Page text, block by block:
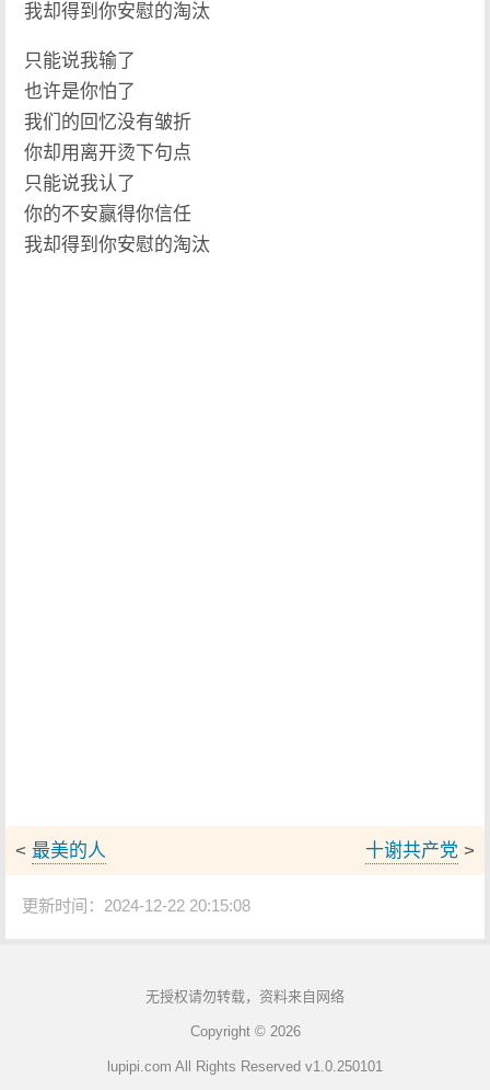
我却得到你安慰的淘汰
只能说我输了
也许是你怕了
我们的回忆没有皱折
你却用离开烫下句点
只能说我认了
你的不安赢得你信任
我却得到你安慰的淘汰
< 最美的人 十谢共产党 >
更新时间：2024-12-22 20:15:08
无授权请勿转载，资料来自网络
Copyright © 2026
lupipi.com All Rights Reserved v1.0.250101